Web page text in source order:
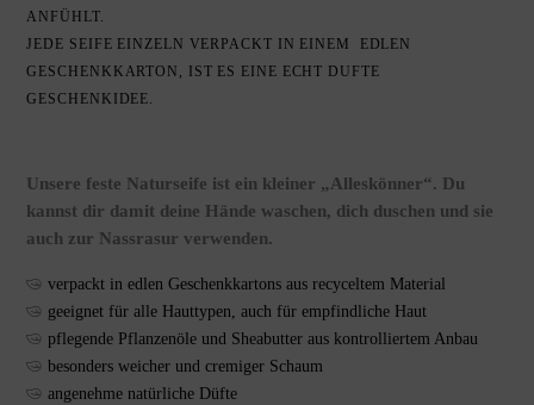
ANFÜHLT.
JEDE SEIFE EINZELN VERPACKT IN EINEM EDLEN
GESCHENKKARTON, IST ES EINE ECHT DUFTE
GESCHENKIDEE.
Unsere feste Naturseife ist ein kleiner „Alleskönner“. Du
kannst dir damit deine Hände waschen, dich duschen und sie
auch zur Nassrasur verwenden.
verpackt in edlen Geschenkkartons aus recyceltem Material
geeignet für alle Hauttypen, auch für empfindliche Haut
pflegende Pflanzenöle und Sheabutter aus kontrolliertem Anbau
besonders weicher und cremiger Schaum
angenehme natürliche Düfte